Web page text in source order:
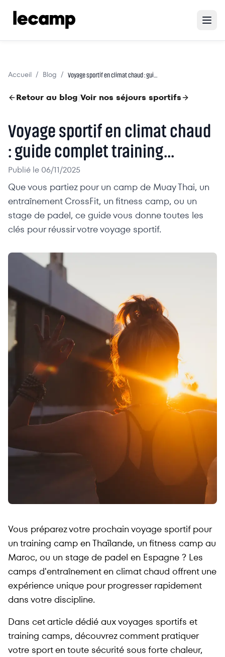
Accueil / Blog /
Retour au blog|Voir nos séjours sportifs
Voyage sportif en climat chaud
: guide complet training...
Publié le 06/11/2025
Que vous partiez pour un camp de Muay Thai, un
entraînement CrossFit, un fitness camp, ou un
stage de padel, ce guide vous donne toutes les
clés pour réussir votre voyage sportif.
Vous préparez votre prochain voyage sportif pour
un training camp en Thaïlande, un fitness camp au
Maroc, ou un stage de padel en Espagne ? Les
camps d'entraînement en climat chaud offrent une
expérience unique pour progresser rapidement
dans votre discipline.
Dans cet article dédié aux voyages sportifs et
training camps, découvrez comment pratiquer
votre sport en toute sécurité sous forte chaleur,